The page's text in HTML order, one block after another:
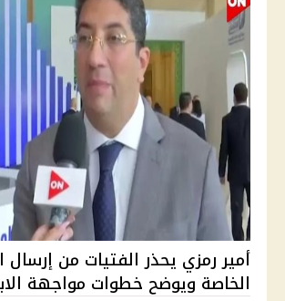
أمير رمزي يحذر الفتيات من إرسال
الخاصة ويوضح خطوات مواجهة